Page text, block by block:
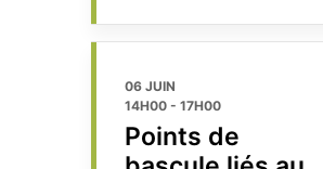
06 JUIN
14H00 - 17H00
Points de